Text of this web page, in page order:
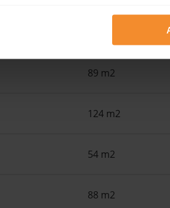
89 m2
124 m2
54 m2
88 m2